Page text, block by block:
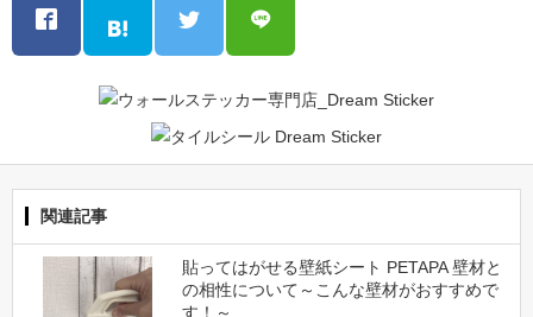
関連記事
貼ってはがせる壁紙シート PETAPA 壁材と
の相性について～こんな壁材がおすすめで
す！～